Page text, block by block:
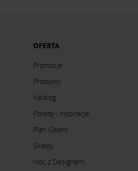
OFERTA
Promocje
Produkty
Katalog
Porady i inspiracje
Plan Galerii
Sklepy
Noc z Designem